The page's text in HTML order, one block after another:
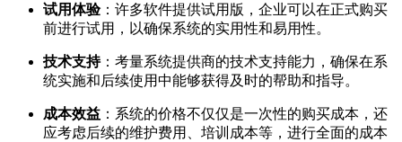
试用体验：许多软件提供试用版，企业可以在正式购买
前进行试用，以确保系统的实用性和易用性。
技术支持：考量系统提供商的技术支持能力，确保在系
统实施和后续使用中能够获得及时的帮助和指导。
成本效益 ：系统的价格不仅仅是一次性的购买成本，还
应考虑后续的维护费用、培训成本等，进行全面的成本